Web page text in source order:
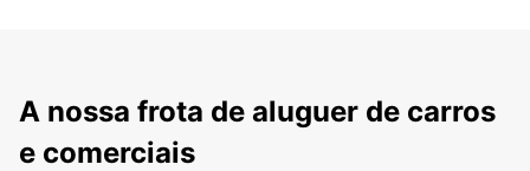
A nossa frota de aluguer de carros
e comerciais